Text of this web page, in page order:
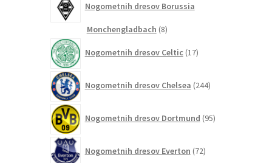
Nogometnih dresov Borussia
Monchengladbach 88
Nogometnih dresov Celtic 17izdelkov
Nogometnih dresov Chelsea 244izdelkov
Nogometnih dresov Dortmund 95izdelkov
Nogometnih dresov Everton 72izdelkov